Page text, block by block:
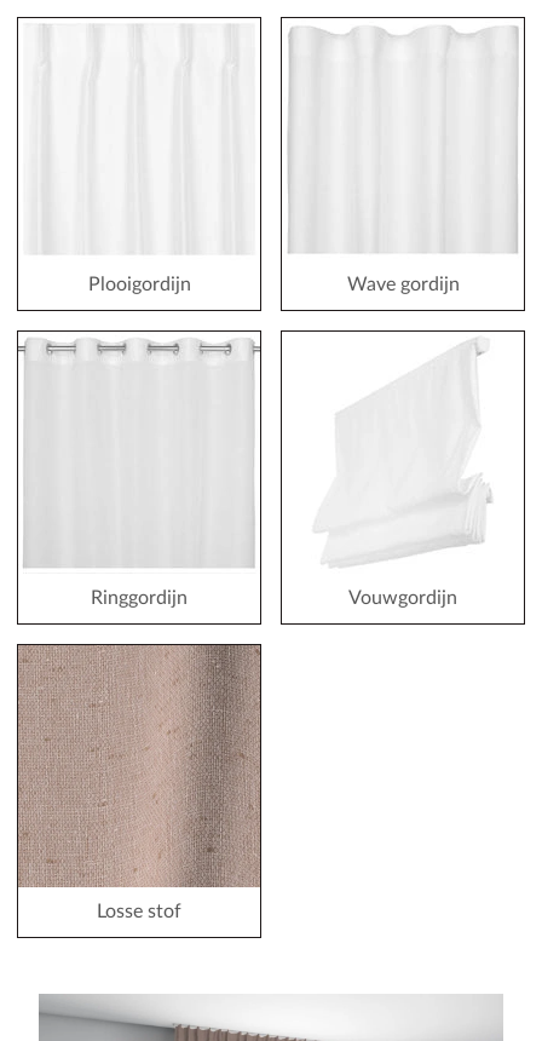
Plooigordijn Wave gordijn
Ringgordijn Vouwgordijn
Losse stof